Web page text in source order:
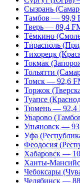
Сызрань
Тамбов — 99,9
Тверь — 89,4
Тёмкино
Тирасполь
Тихорецк
Токмак
Тольятти
Томск — 92,6
Торжок
Туапсе
Тюмень — 92,4
Уварово
Ульяновск —
Уфа
Феодосия
Хабаровск —
Ханты-
Чебоксары
Челябинск —